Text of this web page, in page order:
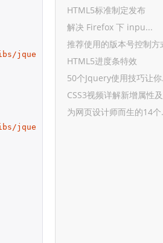
jque
jque
HTML5标准制定发布
解决 Firefox 下 inpu...
推荐使用的版本号控制方
HTML5进度条特效
50个Jquery使用技巧让
CSS3视频详解新增属性
为网页设计师而生的14个